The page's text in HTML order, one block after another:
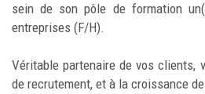
sein de son pôle de formation
entreprises (F/H).
Véritable partenaire de vos clients,
de recrutement, et à la croissance